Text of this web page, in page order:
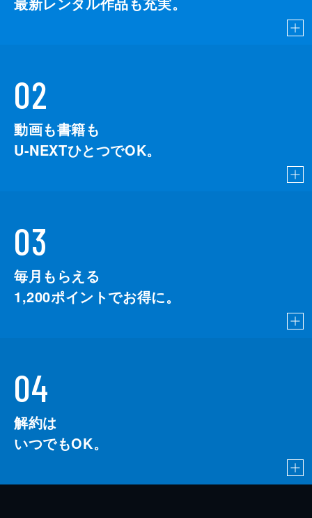
02
動画も書籍も
U-NEXTひとつでOK。
03
毎月もらえる
1,200ポイントでお得に。
04
解約は
いつでもOK。